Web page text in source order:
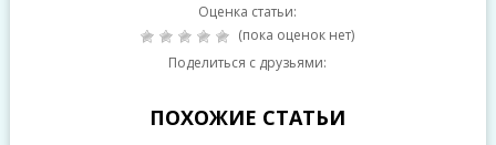
Оценка статьи:
(пока оценок нет)
Поделиться с друзьями:
ПОХОЖИЕ СТАТЬИ